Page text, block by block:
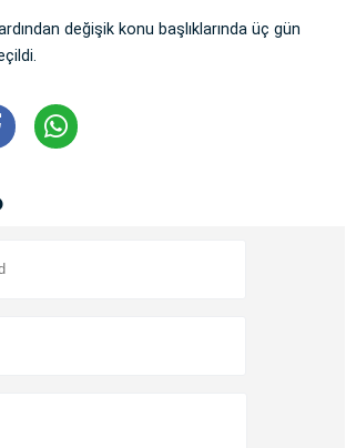
değişik konu başlıklarında üç gün